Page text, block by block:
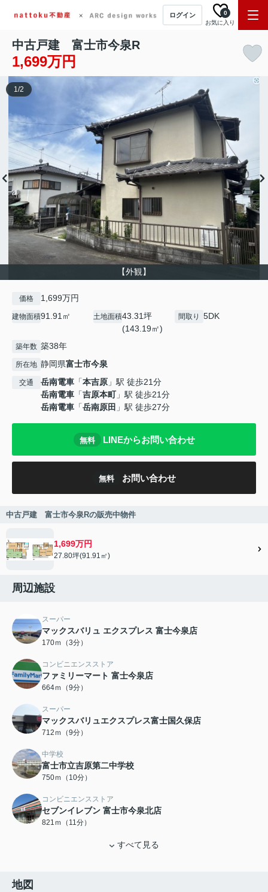
ログイン
お気に入り
0
中古戸建 富士市今泉R
1,699万円
【外観】
1/2
価格 1,699万円
建物面積91.91㎡ 土地面積43.31坪
(143.19㎡)
間取り 5DK
築年数 築38年
所在地 静岡県富士市今泉
交通 岳南電車 「本吉原 」駅 徒歩21分
岳南電車 「吉原本町」駅 徒歩21分
岳南電車 「岳南原田 」駅 徒歩27分
無料 LINEからお問い合わせ
無料 お問い合わせ
中古戸建 富士市今泉Rの販売中物件
1,699万円
27.80坪(91.91㎡)
周辺施設
スーパー
マックスバリュ エクスプレス 富士今泉店
170ｍ（3分）
コンビニエンスストア
ファミリーマート 富士今泉店
664ｍ（9分）
スーパー
マックスバリュエクスプレス富士国久保店
712ｍ（9分）
中学校
富士市立吉原第二中学校
750ｍ（10分）
コンビニエンスストア
セブンイレブン 富士市今泉北店
821ｍ（11分）
すべて見る
地図